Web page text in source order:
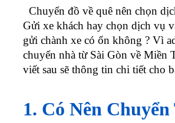
Chuyển đồ về quê nên chọn
Gửi xe khách hay chọn dịch vụ
gửi chành xe có ổn không ? Vì
chuyển nhà từ Sài Gòn về Miền
viết sau sẽ thông tin chi tiết cho
1. Có Nên